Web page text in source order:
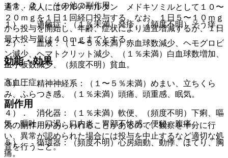
１１．２． その他の副作用
１）． 過敏症：（１％未満）発疹、（頻度不明）そう痒。
２）． 血液：（１〜５％未満）赤血球数減少、ヘモグロビ
ン減少、ヘマトクリット減少、（１％未満）白血球数増加、
血小板数減少、（頻度不明）貧血。
３）． 精神神経系：（１〜５％未満）めまい、立ちくら
み、ふらつき感、（１％未満）頭痛、頭重感、眠気。
４）． 消化器：（１％未満）軟便、（頻度不明）下痢、嘔
気・嘔吐、口渇、口内炎、胃部不快感、便秘、腹痛。
５）． 循環器：（頻度不明）心房細動、動悸、ほてり、胸
痛。
通常、成人にはオルメサルタン メドキソミルとして１０〜
２０ｍｇを１日１回経口投与する。なお、１日５〜１０ｍｇ
から投与を開始し、年齢、症状により適宜増減するが、１日
最大投与量は４０ｍｇまでとする。
効能・効果
高血圧症。
副作用
次の副作用があらわれることがあるので、観察を十分に行
い、異常が認められた場合には投与を中止するなど適切な処
置を行うこと。